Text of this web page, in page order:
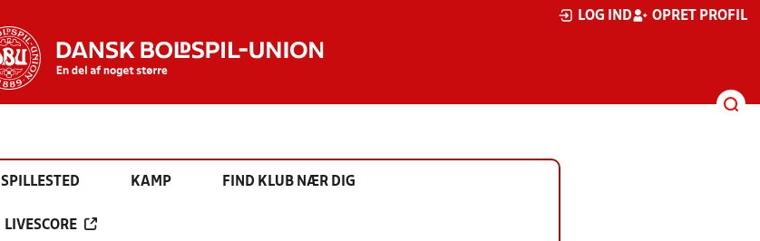
LOG IND OPRET PROFIL
SPILLESTED KAMP FIND KLUB NÆR DIG
LIVESCORE